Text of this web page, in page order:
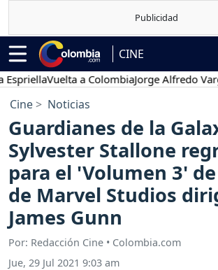
CINE
Vuelta a ColombiaJorge Alfredo Vargas
Cine Noticias
Guardianes de la
Sylvester Stallone
para el 'Volumen 3'
de Marvel Studios
James Gunn
Por: Redacción Cine • Colombia.com
Jue, 29 Jul 2021 9:03 am